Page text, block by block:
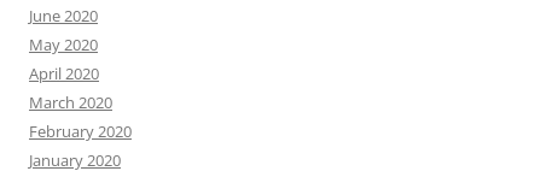
June 2020
May 2020
April 2020
March 2020
February 2020
January 2020